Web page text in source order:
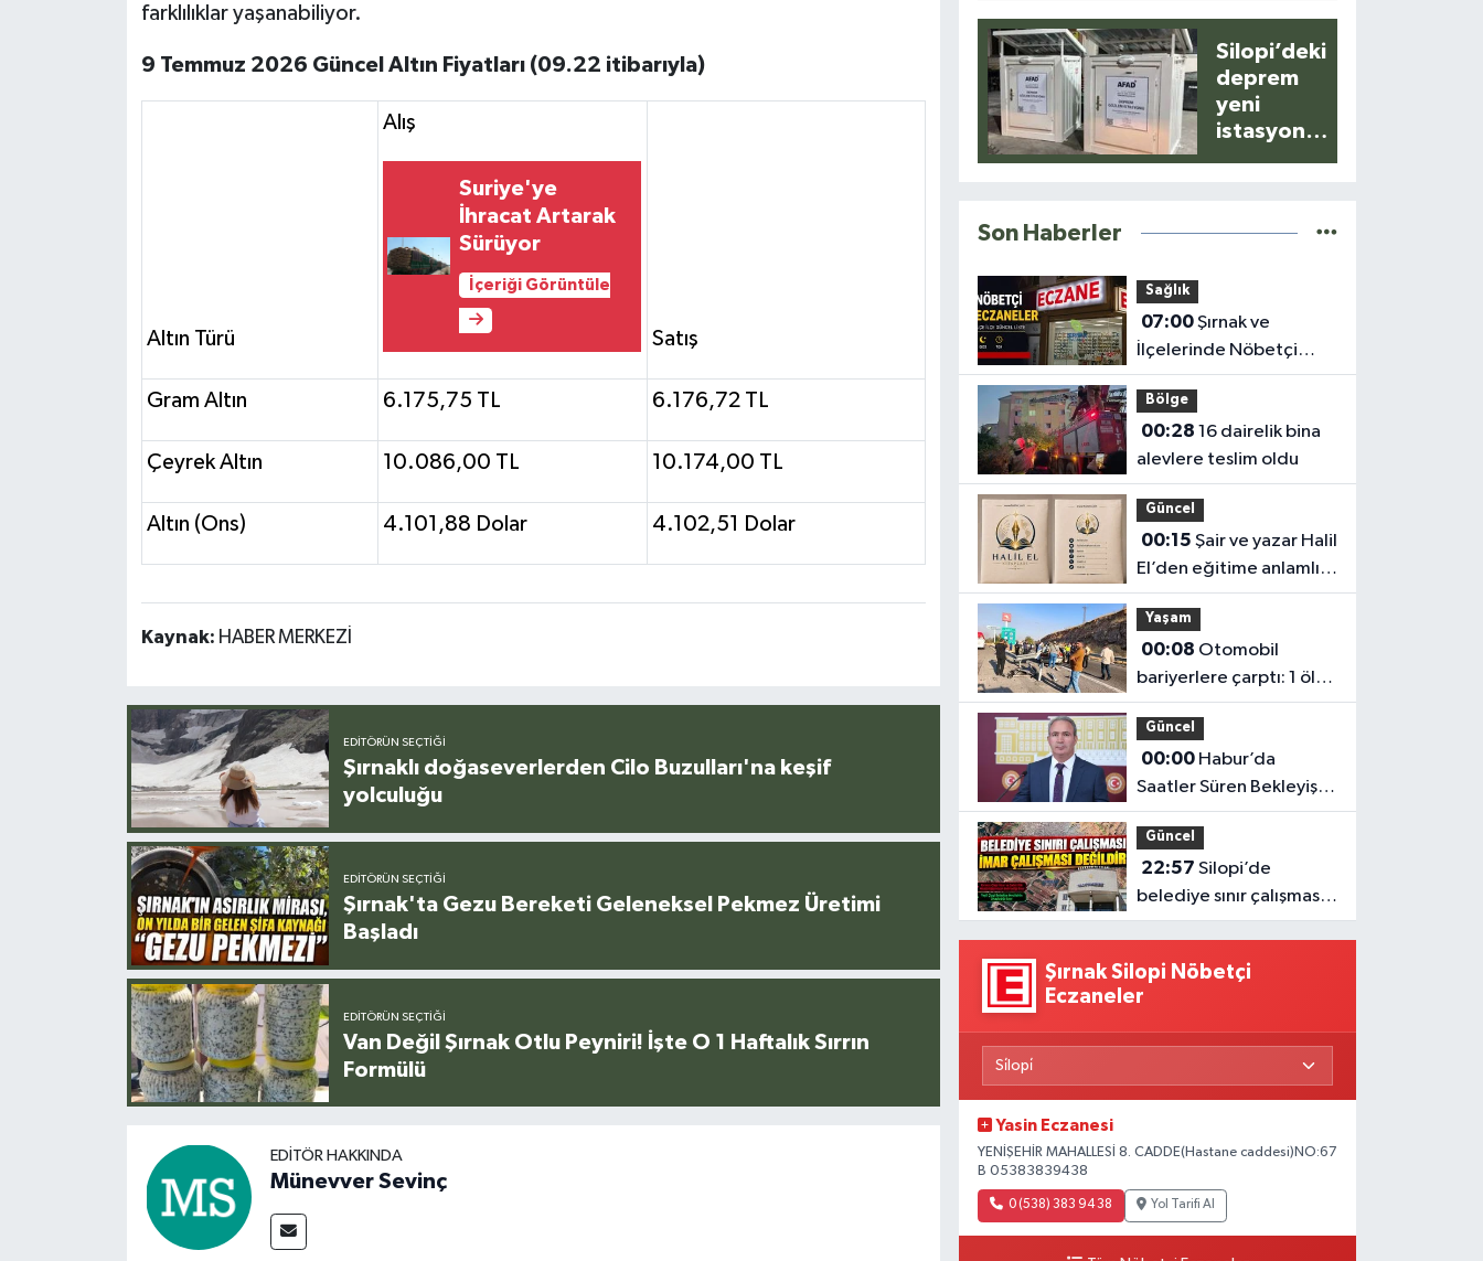
farklılıklar yaşanabiliyor.
9 Temmuz 2026 Güncel Altın Fiyatları (09.22 itibarıyla)
Altın Türü
Alış
Suriye'ye
İhracat Artarak
Sürüyor
İçeriği Görüntüle
Satış
Gram Altın 6.175,75 TL 6.176,72 TL
Çeyrek Altın 10.086,00 TL 10.174,00 TL
Altın (Ons) 4.101,88 Dolar 4.102,51 Dolar
Kaynak: HABER MERKEZİ
EDITÖRÜN SEÇTIĞI
Şırnaklı doğaseverlerden Cilo Buzulları'na keşif
yolculuğu
EDITÖRÜN SEÇTIĞI
Şırnak'ta Gezu Bereketi Geleneksel Pekmez Üretimi
Başladı
EDITÖRÜN SEÇTIĞI
Van Değil Şırnak Otlu Peyniri! İşte O 1 Haftalık Sırrın
Formülü
EDITÖR HAKKINDA
Münevver Sevinç
Silopi’deki
deprem
yeni
istasyonla
Son Haberler
Sağlık
07:00Şırnak ve
İlçelerinde Nöbetçi
Eczaneler Belli Oldu (8 -
9 Ağustos)
Bölge
00:28
alevlere teslim oldu
Güncel
00:15
El’den eğitime anlamlı
katkı
Yaşam
00:08
bariyerlere çarptı: 1 ölü,
1 yaralı
Güncel
00:00Habur’da
Saatler Süren Bekleyişe
Vekil İrmez’den Tepki
Güncel
22:57
belediye sınır çalışması
Meclisten geçti
Şırnak Silopi Nöbetçi
Eczaneler
Yasin Eczanesi
YENİŞEHİR MAHALLESİ 8. CADDE(Hastane caddesi)NO:67
B 05383839438
0 (538) 383 94 38 Yol Tarifi Al